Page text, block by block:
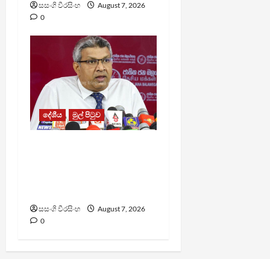
සසංගි වීරසිංහ
August 7, 2026
0
දේශීය මුල් පිටුව
සසංගි වීරසිංහ
August 7, 2026
0